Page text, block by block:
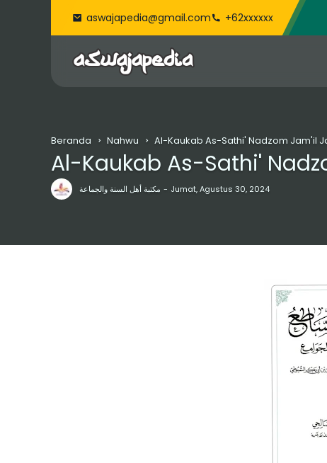
aswajapedia@gmail.com +62xxxxxx
Beranda Nahwu Al-Kaukab As-Sathi' Nadzom Jam'il
مكتبة أهل السنة والجماعة Jumat, Agustus 30, 2024
Al-Kaukab As-Sathi'